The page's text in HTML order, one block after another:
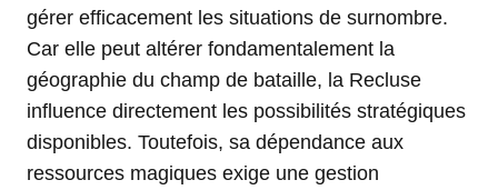
gérer efficacement les situations de surnombre.
Car elle peut altérer fondamentalement la
géographie du champ de bataille, la Recluse
influence directement les possibilités stratégiques
disponibles. Toutefois, sa dépendance aux
ressources magiques exige une gestion